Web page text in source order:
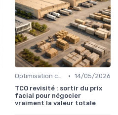
Optimisation coûts • 14/05/2026
TCO revisité : sortir du prix
facial pour négocier
vraiment la valeur totale